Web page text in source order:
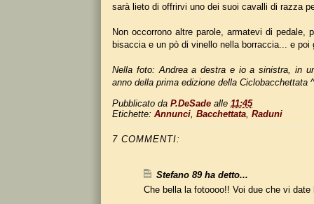
sarà lieto di offrirvi uno dei suoi cavalli di razza
Non occorrono altre parole, armatevi di pedale,
bisaccia e un pò di vinello nella borraccia... e poi
Nella foto: Andrea a destra e io a sinistra, in
anno della prima edizione della Ciclobacchettata
Pubblicato da P.DeSade alle 11:45
Etichette: Annunci Bacchettata Raduni
7 COMMENTI:
Stefano 89 ha detto...
Che bella la fotoooo!! Voi due che vi